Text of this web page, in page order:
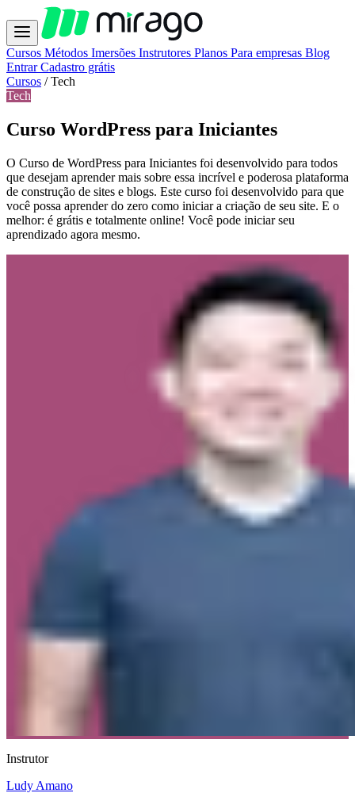
Cursos Métodos Imersões Instrutores Planos Para empresas Blog
EntrarCadastro grátis
Cursos / Tech
Tech
Curso WordPress para Iniciantes
O Curso de WordPress para Iniciantes foi desenvolvido para todos
que desejam aprender mais sobre essa incrível e poderosa plataforma
de construção de sites e blogs. Este curso foi desenvolvido para que
você possa aprender do zero como iniciar a criação de seu site. E o
melhor: é grátis e totalmente online! Você pode iniciar seu
aprendizado agora mesmo.
Instrutor
Ludy Amano